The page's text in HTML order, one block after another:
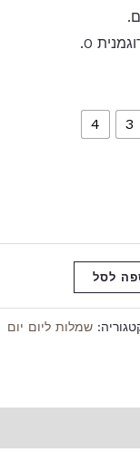
0.
3
4
לסל
שמלות ליום יום